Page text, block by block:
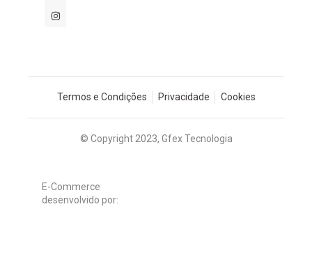
Termos e Condições Privacidade Cookies
© Copyright 2023, Gfex Tecnologia
E-Commerce
desenvolvido por: